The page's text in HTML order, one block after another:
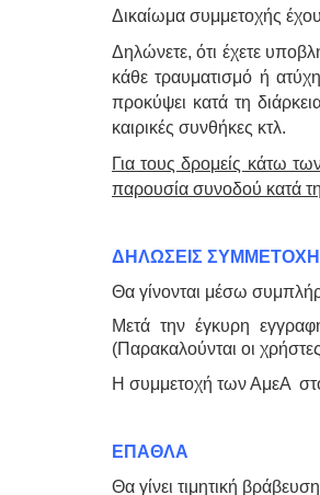
Δικαίωμα συμμετοχής
Δηλώνετε, ότι έχετε
κάθε τραυματισμό ή
προκύψει κατά τη
καιρικές συνθήκες κτλ.
Για τους δρομείς κάτω
παρουσία συνοδού κατά
ΔΗΛΩΣΕΙΣ
Θα γίνονται μέσω
Μετά την έγκυρη
(Παρακαλούνται οι
Η συμμετοχή των ΑμεΑ
ΕΠΑΘΛΑ
Θα γίνει τιμητική